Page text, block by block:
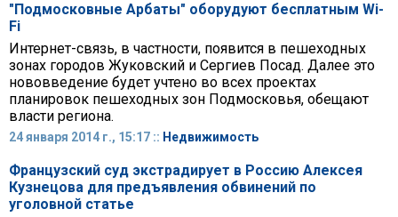
"Подмосковные Арбаты" оборудуют бесплатным Wi-
Fi
Интернет-связь, в частности, появится в пешеходных
зонах городов Жуковский и Сергиев Посад. Далее это
нововведение будет учтено во всех проектах
планировок пешеходных зон Подмосковья, обещают
власти региона.
24 января 2014 г., 15:17 :: Недвижимость
Французский суд экстрадирует в Россию Алексея
Кузнецова для предъявления обвинений по
уголовной статье